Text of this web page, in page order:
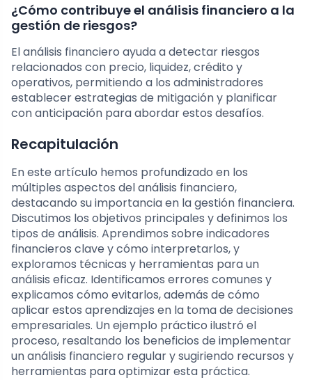
¿Cómo contribuye el análisis financiero a la
gestión de riesgos?
El análisis financiero ayuda a detectar riesgos
relacionados con precio, liquidez, crédito y
operativos, permitiendo a los administradores
establecer estrategias de mitigación y planificar
con anticipación para abordar estos desafíos.
Recapitulación
En este artículo hemos profundizado en los
múltiples aspectos del análisis financiero,
destacando su importancia en la gestión financiera.
Discutimos los objetivos principales y definimos los
tipos de análisis. Aprendimos sobre indicadores
financieros clave y cómo interpretarlos, y
exploramos técnicas y herramientas para un
análisis eficaz. Identificamos errores comunes y
explicamos cómo evitarlos, además de cómo
aplicar estos aprendizajes en la toma de decisiones
empresariales. Un ejemplo práctico ilustró el
proceso, resaltando los beneficios de implementar
un análisis financiero regular y sugiriendo recursos y
herramientas para optimizar esta práctica.